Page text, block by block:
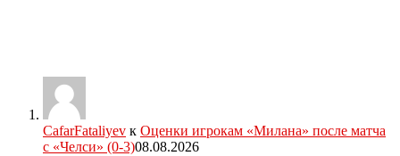
CafarFataliyev к Оценки игрокам «Милана» после матча
с «Челси» (0-3)08.08.2026